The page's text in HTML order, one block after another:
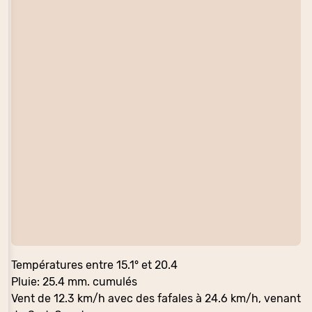
Températures entre 15.1° et 20.4
Pluie: 25.4 mm. cumulés
Vent de 12.3 km/h avec des fafales à 24.6 km/h, venant